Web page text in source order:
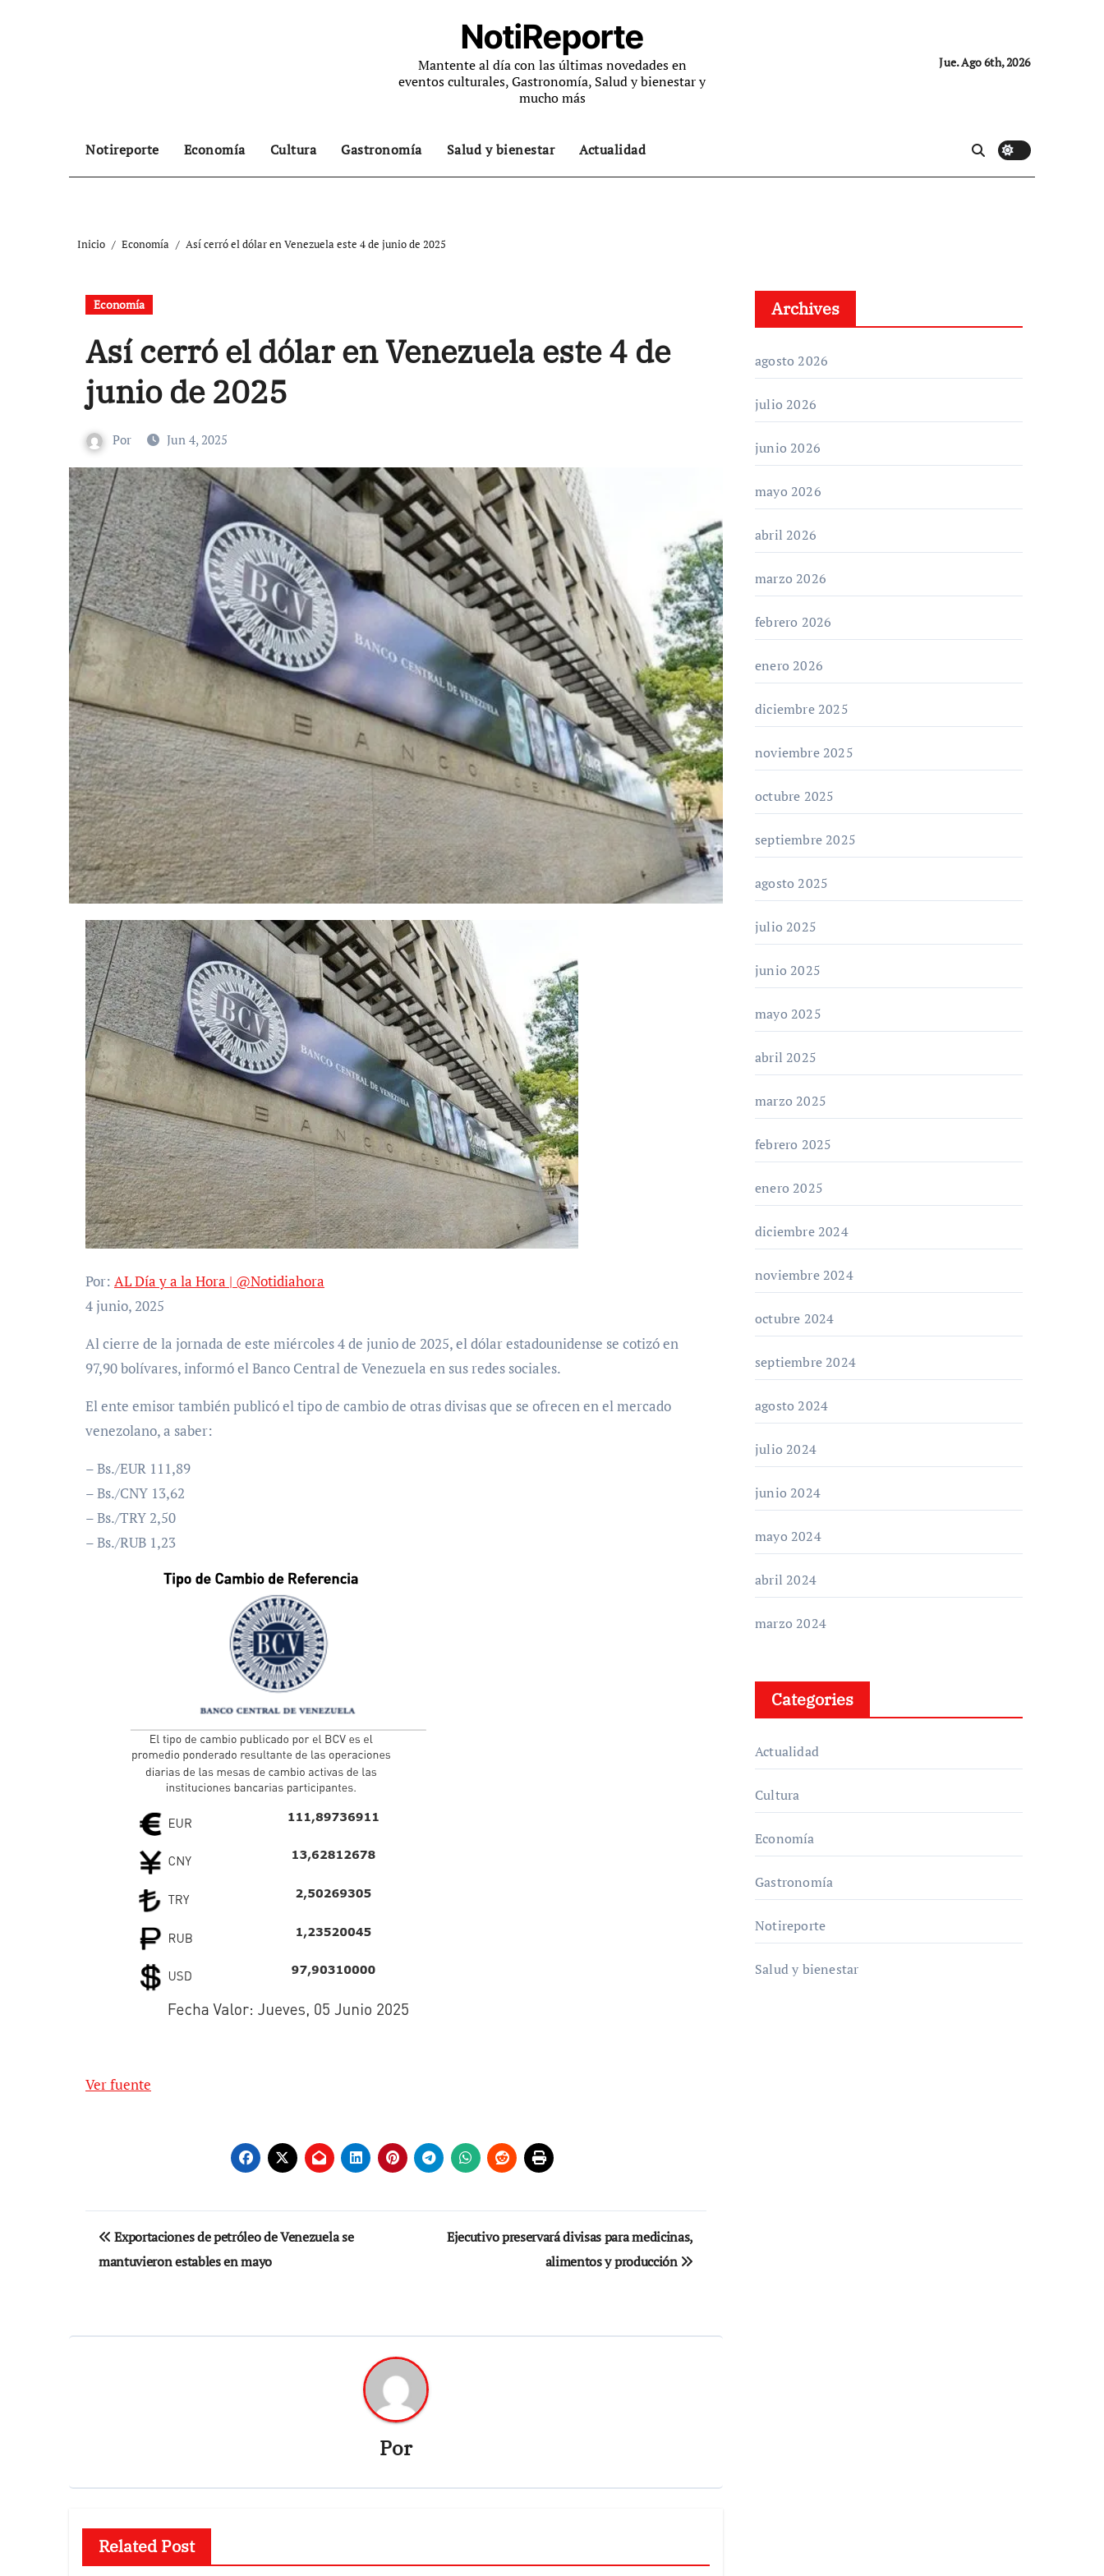
NotiReporte
Mantente al día con las últimas novedades en
eventos culturales, Gastronomía, Salud y bienestar y
mucho más
Jue. Ago 6th, 2026
Notireporte Economía Cultura Gastronomía Salud y bienestar Actualidad
Inicio Economía Así cerró el dólar en Venezuela este 4 de junio de 2025
Economía
Así cerró el dólar en Venezuela este 4 de
junio de 2025
Por Jun 4, 2025
Por: AL Día y a la Hora | @Notidiahora
4 junio, 2025
Al cierre de la jornada de este miércoles 4 de junio de 2025, el dólar estadounidense se cotizó en
97,90 bolívares, informó el Banco Central de Venezuela en sus redes sociales.
El ente emisor también publicó el tipo de cambio de otras divisas que se ofrecen en el mercado
venezolano, a saber:
– Bs./EUR 111,89
– Bs./CNY 13,62
– Bs./TRY 2,50
– Bs./RUB 1,23
Ver fuente
Navegación
de
Exportaciones de petróleo de Venezuela se
mantuvieron estables en mayo
Ejecutivo preservará divisas para medicinas,
alimentos y producción
Por
Related Post
Archives
agosto 2026
julio 2026
junio 2026
mayo 2026
abril 2026
marzo 2026
febrero 2026
enero 2026
diciembre 2025
noviembre 2025
octubre 2025
septiembre 2025
agosto 2025
julio 2025
junio 2025
mayo 2025
abril 2025
marzo 2025
febrero 2025
enero 2025
diciembre 2024
noviembre 2024
octubre 2024
septiembre 2024
agosto 2024
julio 2024
junio 2024
mayo 2024
abril 2024
marzo 2024
Categories
Actualidad
Cultura
Economía
Gastronomía
Notireporte
Salud y bienestar